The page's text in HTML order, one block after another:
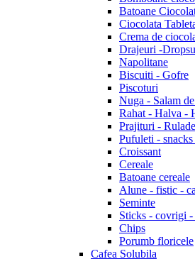
Batoane
Ciocolata
Crema de
Drajeuri -
Napolitane
Biscuiti - Gofre
Piscoturi
Nuga - Salam
Rahat - Halva -
Prajituri -
Pufuleti - snacks
Croissant
Cereale
Batoane cereale
Alune - fistic -
Seminte
Sticks - covrigi -
Chips
Porumb floricele
Cafea Solubila